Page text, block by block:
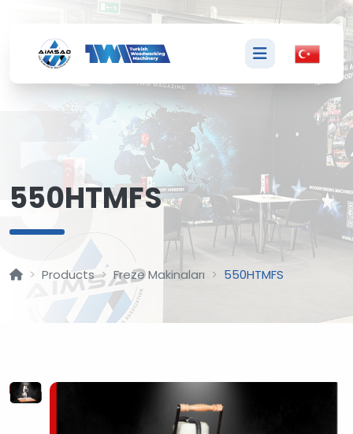
550HTMFS
Products Freze Makinaları 550HTMFS